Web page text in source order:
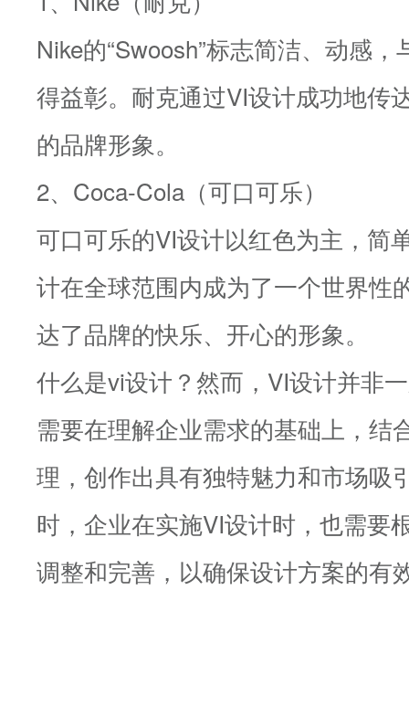
Nike的“Swoosh”标志简洁、动感，
得益彰。耐克通过VI设计成功地传
的品牌形象。
2、Coca-Cola（可口可乐）
可口可乐的VI设计以红色为主，简
计在全球范围内成为了一个世界性
达了品牌的快乐、开心的形象。
什么是vi设计？然而，VI设计并非
需要在理解企业需求的基础上，结
理，创作出具有独特魅力和市场吸
时，企业在实施VI设计时，也需要
调整和完善，以确保设计方案的有